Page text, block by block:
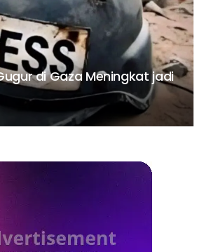
di Gaza Meningkat jadi